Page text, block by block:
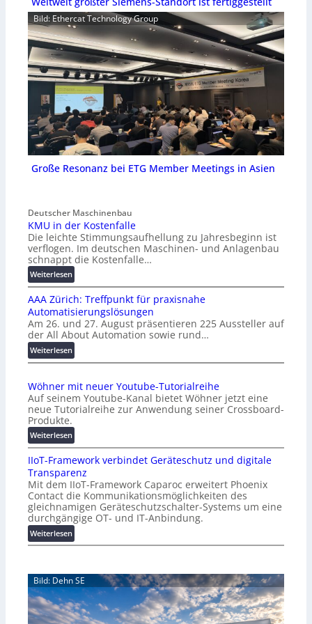
Bild: Ethercat Technology Group
Große Resonanz bei ETG Member Meetings in Asien
Deutscher Maschinenbau
KMU in der Kostenfalle
Die leichte Stimmungsaufhellung zu Jahresbeginn ist
verflogen. Im deutschen Maschinen- und Anlagenbau
schnappt die Kostenfalle…
Weiterlesen:
K
M
U
i
n
d
e
K
o
s
e
n
f
a
l
l
e
AAA Zürich: Treffpunkt für praxisnahe
Automatisierungslösungen
Am 26. und 27. August präsentieren 225 Aussteller auf
der All About Automation sowie rund…
Weiterlesen:
A
A
Z
ü
i
c
h
:
T
r
e
f
f
n
k
t
f
Wöhner mit neuer Youtube-Tutorialreihe
Auf seinem Youtube-Kanal bietet Wöhner jetzt eine
neue Tutorialreihe zur Anwendung seiner Crossboard-
Produkte.
Weiterlesen:
W
ö
h
n
e
r
m
i
t
e
u
e
r
IIoT-Framework verbindet Geräteschutz und digitale
Transparenz
Mit dem IIoT-Framework Caparoc erweitert Phoenix
Contact die Kommunikationsmöglichkeiten des
gleichnamigen Geräteschutzschalter-Systems um eine
durchgängige OT- und IT-Anbindung.
Weiterlesen:
I
T
-
F
r
Bild: Dehn SE